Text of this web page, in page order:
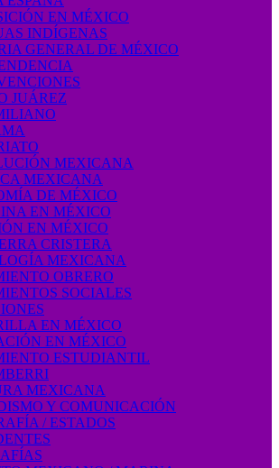
EN MÉXICO
INDÍGENAS
GENERAL DE MÉXICO
JUÁREZ
MEXICANA
MEXICANA
DE MÉXICO
EN MÉXICO
EN MÉXICO
CRISTERA
MEXICANA
OBRERO
SOCIALES
EN MÉXICO
EN MÉXICO
ESTUDIANTIL
MEXICANA
Y COMUNICACIÓN
/ ESTADOS